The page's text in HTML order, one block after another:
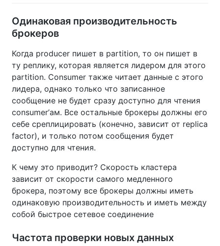
Одинаковая производительность
брокеров
Когда producer пишет в partition, то он пишет в
ту реплику, которая является лидером для этого
partition. Consumer также читает данные с этого
лидера, однако только что записанное
сообщение не будет сразу доступно для чтения
consumer’ам. Все остальные брокеры должны его
себе среплицировать (конечно, зависит от replica
factor), и только потом сообщения будет
доступно для чтения.
К чему это приводит? Скорость кластера
зависит от скорости самого медленного
брокера, поэтому все брокеры должны иметь
одинаковую производительность и иметь между
собой быстрое сетевое соединение
Частота проверки новых данных